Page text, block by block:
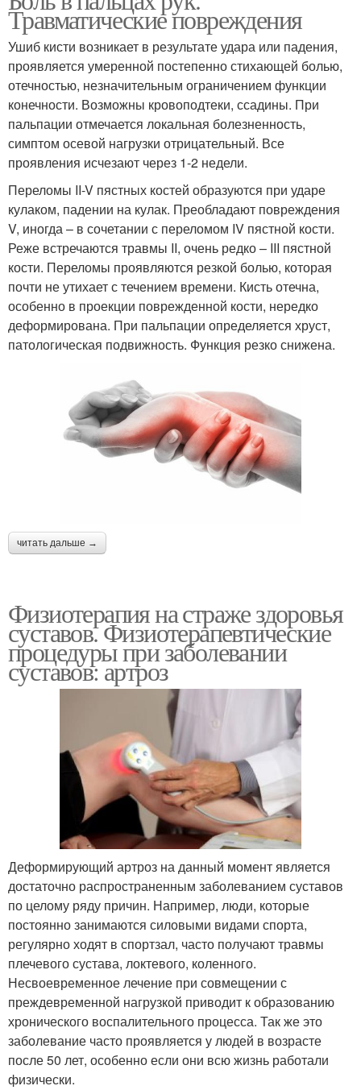
Травматические повреждения
Ушиб кисти возникает в результате удара или падения,
проявляется умеренной постепенно стихающей болью,
отечностью, незначительным ограничением функции
конечности. Возможны кровоподтеки, ссадины. При
пальпации отмечается локальная болезненность,
симптом осевой нагрузки отрицательный. Все
проявления исчезают через 1-2 недели.
Переломы II-V пястных костей образуются при ударе
кулаком, падении на кулак. Преобладают повреждения
V, иногда – в сочетании с переломом IV пястной кости.
Реже встречаются травмы II, очень редко – III пястной
кости. Переломы проявляются резкой болью, которая
почти не утихает с течением времени. Кисть отечна,
особенно в проекции поврежденной кости, нередко
деформирована. При пальпации определяется хруст,
патологическая подвижность. Функция резко снижена.
читать дальше →
Физиотерапия на страже здоровья
суставов. Физиотерапевтические
процедуры при заболевании
суставов: артроз
Деформирующий артроз на данный момент является
достаточно распространенным заболеванием суставов
по целому ряду причин. Например, люди, которые
постоянно занимаются силовыми видами спорта,
регулярно ходят в спортзал, часто получают травмы
плечевого сустава, локтевого, коленного.
Несвоевременное лечение при совмещении с
преждевременной нагрузкой приводит к образованию
хронического воспалительного процесса. Так же это
заболевание часто проявляется у людей в возрасте
после 50 лет, особенно если они всю жизнь работали
физически.